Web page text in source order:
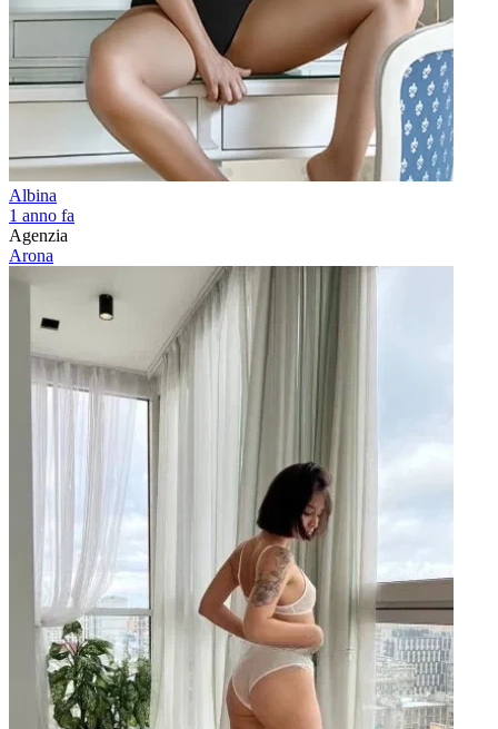
Albina
1 anno fa
Agenzia
Arona